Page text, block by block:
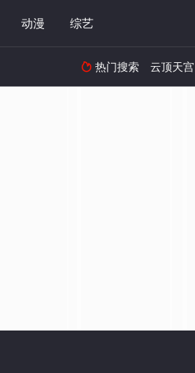
动漫 综艺
 热门搜索 云顶天宫